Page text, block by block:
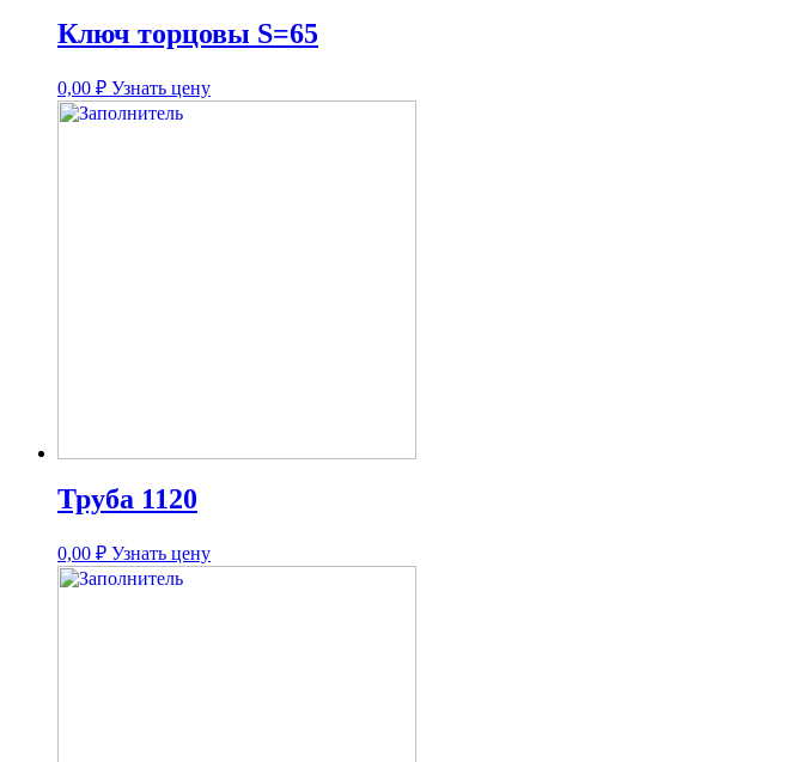
Ключ торцовы S=65
0,00 ₽ Узнать цену
Труба 1120
0,00 ₽ Узнать цену